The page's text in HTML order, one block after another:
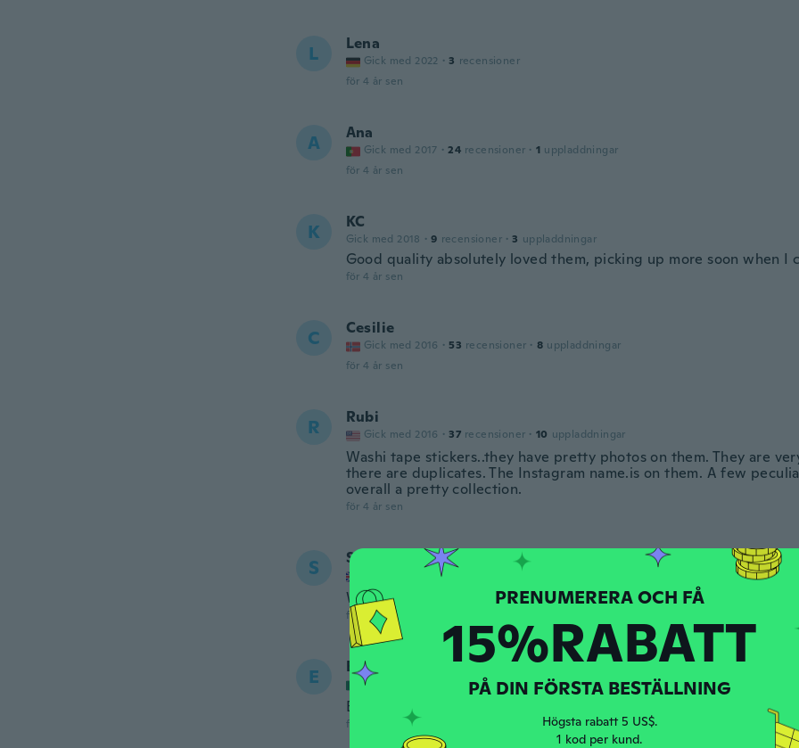
L Lena
Gick med 2022 · 3 recensioner
för 4 år sen
A Ana
Gick med 2017 · 24 recensioner · 1 uppladdningar
för 4 år sen
K KC
Gick med 2018 · 9 recensioner · 3 uppladdningar
Good quality absolutely loved them, picking up more soon when I
för 4 år sen
C Cesilie
Gick med 2016 · 53 recensioner · 8 uppladdningar
för 4 år sen
R Rubi
Gick med 2016 · 37 recensioner · 10 uppladdningar
Washi tape stickers..they have pretty photos on them. They are
there are duplicates. The Instagram name.is on them. A few
overall a pretty collection.
för 4 år sen
S Sammy
·
Wished they were bigger but still really cute
för 4 år sen
E Edith
Gick med 2017 recensioner · 246 uppladdningar
Buena compra, sus colores y textura son hermosos para decorar
för 4 år sen
PRENUMERERA OCH FÅ
15%RABATT
PÅ DIN FÖRSTA BESTÄLLNING
Högsta rabatt 5 US$.
1 kod per kund.